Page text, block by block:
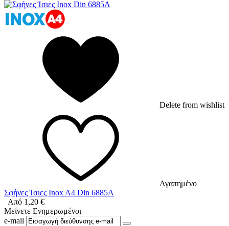
Delete from wishlist
Αγαπημένο
Σφήνες Ίσιες Inox A4 Din 6885A
Από 1,20 €
Μείνετε Ενημερωμένοι
e-mail